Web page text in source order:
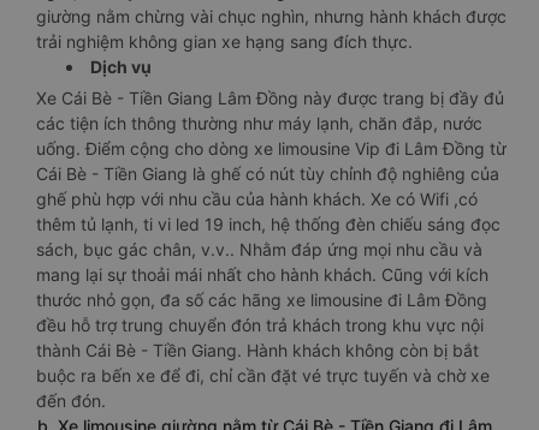
giường nằm chừng vài chục nghìn, nhưng hành khách được
trải nghiệm không gian xe hạng sang đích thực.
Dịch vụ
Xe Cái Bè - Tiền Giang Lâm Đồng này được trang bị đầy đủ
các tiện ích thông thường như máy lạnh, chăn đắp, nước
uống. Điểm cộng cho dòng xe limousine Vip đi Lâm Đồng từ
Cái Bè - Tiền Giang là ghế có nút tùy chỉnh độ nghiêng của
ghế phù hợp với nhu cầu của hành khách. Xe có Wifi ,có
thêm tủ lạnh, ti vi led 19 inch, hệ thống đèn chiếu sáng đọc
sách, bục gác chân, v.v.. Nhằm đáp ứng mọi nhu cầu và
mang lại sự thoải mái nhất cho hành khách. Cũng với kích
thước nhỏ gọn, đa số các hãng xe limousine đi Lâm Đồng
đều hỗ trợ trung chuyển đón trả khách trong khu vực nội
thành Cái Bè - Tiền Giang. Hành khách không còn bị bắt
buộc ra bến xe để đi, chỉ cần đặt vé trực tuyến và chờ xe
đến đón.
b. Xe limousine giường nằm từ Cái Bè - Tiền Giang đi Lâm